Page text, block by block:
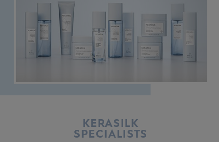
KERASILK
SPECIALISTS